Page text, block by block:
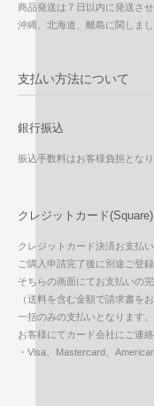
商品発送は７日以内に発送さ
沖縄、北海道、離島に関しま
支払い方法について
銀行振込
振込手数料はお客様負担とな
クレジットカード(Square)
クレジットカード決済お支払
ご購入申請完了後に別途ご登
そちらの画面にてお支払いの
（送料を含む金額で請求書を
一括のみの支払いとなります
お客様にてカード会社にご連
・Visa、Mastercard、